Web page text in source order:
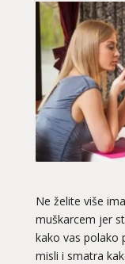
Ne želite više
muškarcem jer
kako vas polako
misli i smatra